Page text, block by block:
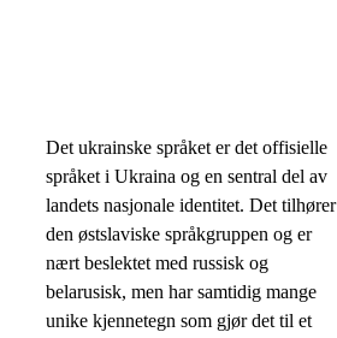
Det ukrainske språket er det offisielle
språket i Ukraina og en sentral del av
landets nasjonale identitet. Det tilhører
den østslaviske språkgruppen og er
nært beslektet med russisk og
belarusisk, men har samtidig mange
unike kjennetegn som gjør det til et